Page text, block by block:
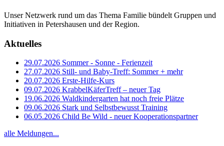
Unser Netzwerk rund um das Thema Familie bündelt Gruppen und
Initiativen in Petershausen und der Region.
Aktuelles
29.07.2026 Sommer - Sonne - Ferienzeit
27.07.2026 Still- und Baby-Treff: Sommer + mehr
20.07.2026 Erste-Hilfe-Kurs
09.07.2026 KrabbelKäferTreff – neuer Tag
19.06.2026 Waldkindergarten hat noch freie Plätze
09.06.2026 Stark und Selbstbewusst Training
06.05.2026 Child Be Wild - neuer Kooperationspartner
alle Meldungen...